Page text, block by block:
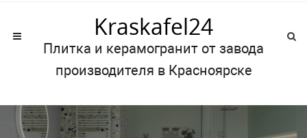
Kraskafel24
Плитка и керамогранит от завода
производителя в Красноярске